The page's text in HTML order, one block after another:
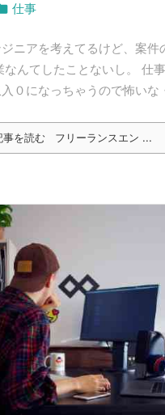
仕事
ニアを考えてるけど、案件
なんてしたことないし。 仕
０になっちゃうので怖いな
事を読む フリーランスエン ...